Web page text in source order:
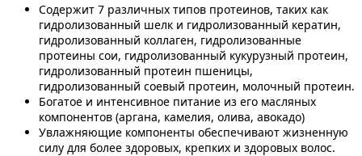
Содержит 7 различных типов протеинов, таких как
гидролизованный шелк и гидролизованный кератин,
гидролизованный коллаген, гидролизованные
протеины сои, гидролизованный кукурузный протеин,
гидролизованный протеин пшеницы,
гидролизованный соевый протеин, молочный протеин.
Богатое и интенсивное питание из его масляных
компонентов (аргана, камелия, олива, авокадо)
Увлажняющие компоненты обеспечивают жизненную
силу для более здоровых, крепких и здоровых волос.